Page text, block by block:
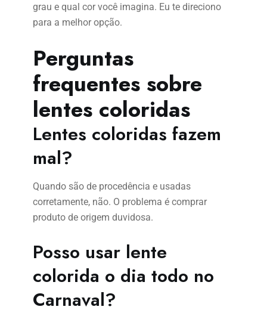
grau e qual cor você imagina. Eu te direciono
para a melhor opção.
Perguntas
frequentes sobre
lentes coloridas
Lentes coloridas fazem
mal?
Quando são de procedência e usadas
corretamente, não. O problema é comprar
produto de origem duvidosa.
Posso usar lente
colorida o dia todo no
Carnaval?